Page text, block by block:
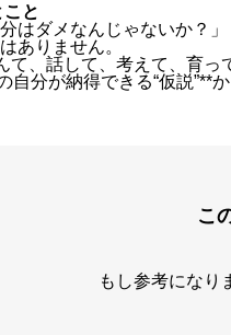
と
はダメなんじゃないか？」
ありません。
て、話して、考えて、育っ
自分が納得できる“仮説”**か
こ
もし参考になり